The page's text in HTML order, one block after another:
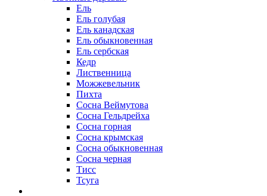
Ель
Ель голубая
Ель канадская
Ель обыкновенная
Ель сербская
Кедр
Лиственница
Можжевельник
Пихта
Сосна Веймутова
Сосна Гельдрейха
Сосна горная
Сосна крымская
Сосна обыкновенная
Сосна черная
Тисс
Тсуга